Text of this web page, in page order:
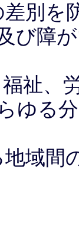
別を
び障
祉、
ゆる
域間